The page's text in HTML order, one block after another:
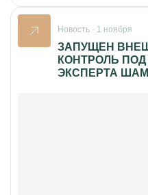
Новость · 1 ноября
ЗАПУЩЕН
КОНТРОЛЬ
ЭКСПЕРТА